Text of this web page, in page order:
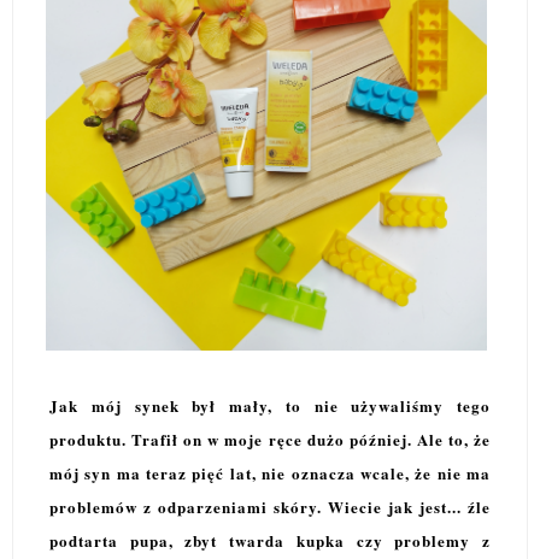
Jak mój synek był mały, to nie używaliśmy tego
produktu. Trafił on w moje ręce dużo później. Ale to, że
mój syn ma teraz pięć lat, nie oznacza wcale, że nie ma
problemów z odparzeniami skóry. Wiecie jak jest... źle
podtarta pupa, zbyt twarda kupka czy problemy z